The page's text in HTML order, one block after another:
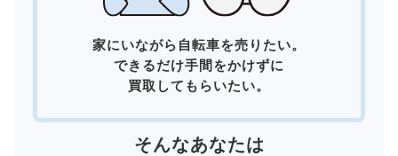
家にいながら自転車を売りたい。
できるだけ手間をかけずに
買取してもらいたい。
そんなあなたは